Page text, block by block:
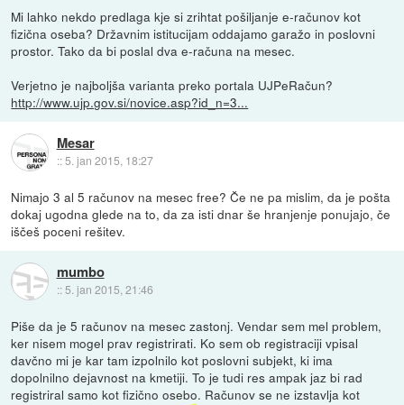
Mi lahko nekdo predlaga kje si zrihtat pošiljanje e-računov kot
fizična oseba? Državnim istitucijam oddajamo garažo in poslovni
prostor. Tako da bi poslal dva e-računa na mesec.
Verjetno je najboljša varianta preko portala UJPeRačun?
http://www.ujp.gov.si/novice.asp?id_n=3...
Mesar
::5. jan 2015, 18:27
Nimajo 3 al 5 računov na mesec free? Če ne pa mislim, da je pošta
dokaj ugodna glede na to, da za isti dnar še hranjenje ponujajo, če
iščeš poceni rešitev.
mumbo
:: 5. jan 2015, 21:46
Piše da je 5 računov na mesec zastonj. Vendar sem mel problem,
ker nisem mogel prav registrirati. Ko sem ob registraciji vpisal
davčno mi je kar tam izpolnilo kot poslovni subjekt, ki ima
dopolnilno dejavnost na kmetiji. To je tudi res ampak jaz bi rad
registriral samo kot fizično osebo. Računov se ne izstavlja kot